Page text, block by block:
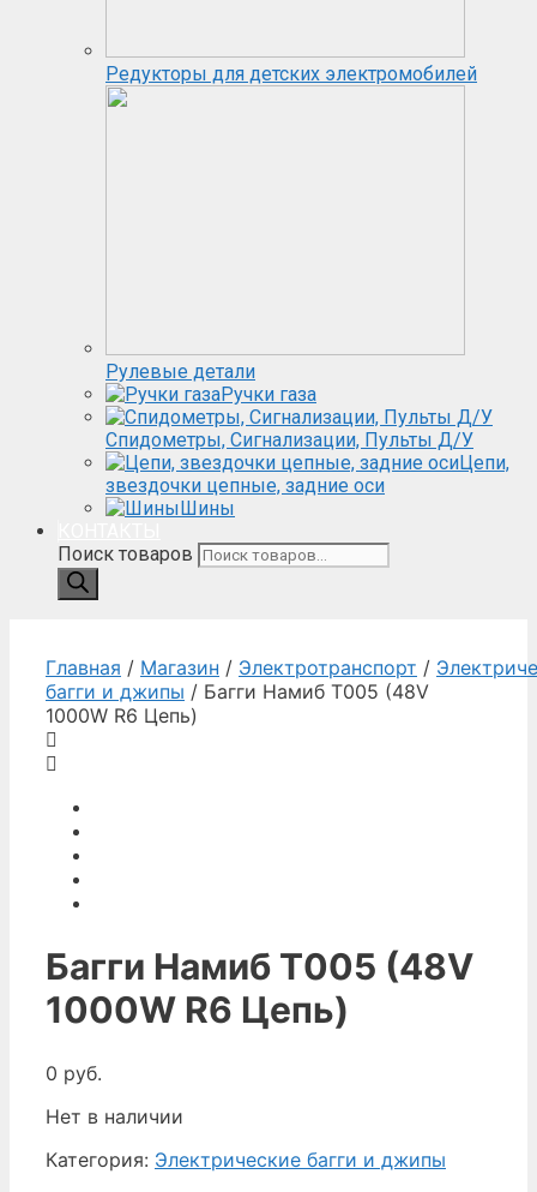
Редукторы для детских электромобилей
Рулевые детали
Ручки газа
Спидометры, Сигнализации, Пульты Д/У
Цепи,
звездочки цепные, задние оси
Шины
Поиск товаров
Главная / Магазин / Электротранспорт /
багги и джипы / Багги Намиб T005 (48V
1000W R6 Цепь)
Багги Намиб T005 (48V
1000W R6 Цепь)
0 руб.
Нет в наличии
Категория: Электрические багги и джипы